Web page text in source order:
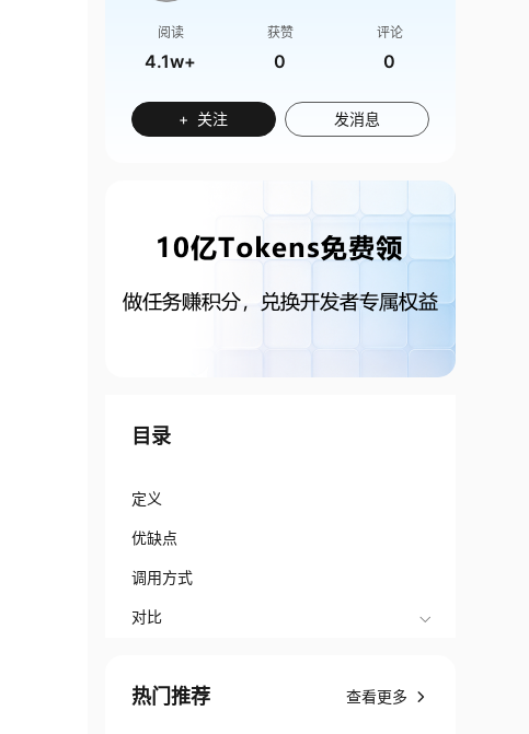
阅读
4.1w+
获赞
0
评论
0
+ 关注 发消息
目录
定义
优缺点
调用方式
对比
热门推荐 查看更多